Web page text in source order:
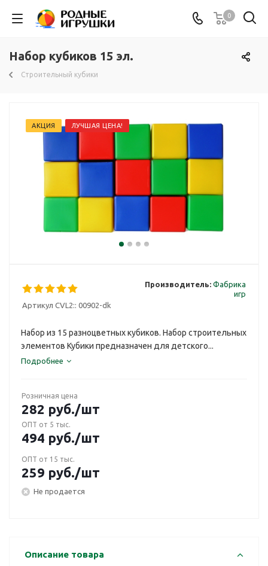
0
Набор кубиков 15 эл.
Строительный кубики
АКЦИЯ ЛУЧШАЯ ЦЕНА!
Артикул CVL2:: 00902-dk
Производитель: Фабрика
игр
Набор из 15 разноцветных кубиков. Набор строительных
элементов Кубики предназначен для детского...
Подробнее
Розничная цена
282 руб./шт
ОПТ от 5 тыс.
494 руб./шт
ОПТ от 15 тыс.
259 руб./шт
Не продается
Описание товара